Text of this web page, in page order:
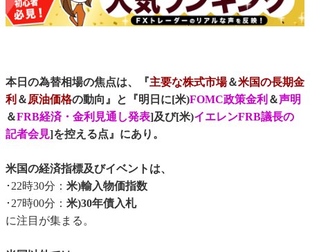
本日の為替相場の焦点は、『主要な株式市場＆米国の長期金
利 ＆原油価格の動向』と『明日に[米)FOMC政策金利 ＆声明
＆FRB経済・金利見通し発表]及び[米)イエレンFRB議長の
記者会見]を控える点』にあり。
米国の経済指標及びイベントは、
･22時30分： 米)輸入物価指数
･27時00分： 米)30年債入札
に注目が集まる。